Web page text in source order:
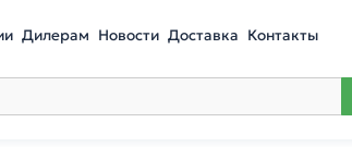
Дилерам Новости Доставка Контакты